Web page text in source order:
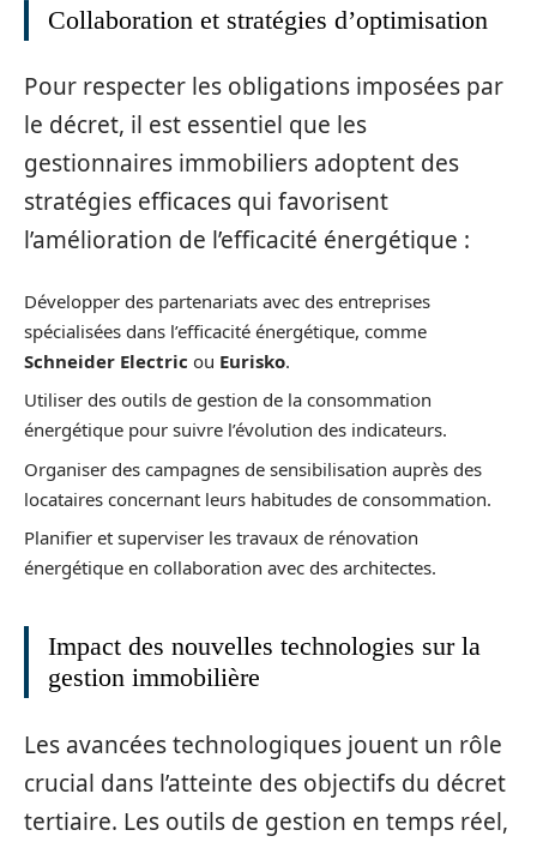
Collaboration et stratégies d’optimisation
Pour respecter les obligations imposées par
le décret, il est essentiel que les
gestionnaires immobiliers adoptent des
stratégies efficaces qui favorisent
l’amélioration de l’efficacité énergétique :
Développer des partenariats avec des entreprises
spécialisées dans l’efficacité énergétique, comme
Schneider Electric ou Eurisko.
Utiliser des outils de gestion de la consommation
énergétique pour suivre l’évolution des indicateurs.
Organiser des campagnes de sensibilisation auprès des
locataires concernant leurs habitudes de consommation.
Planifier et superviser les travaux de rénovation
énergétique en collaboration avec des architectes.
Impact des nouvelles technologies sur la
gestion immobilière
Les avancées technologiques jouent un rôle
crucial dans l’atteinte des objectifs du décret
tertiaire. Les outils de gestion en temps réel,